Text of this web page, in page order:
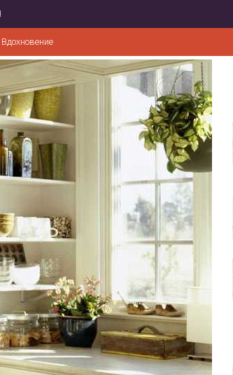
Вдохновение